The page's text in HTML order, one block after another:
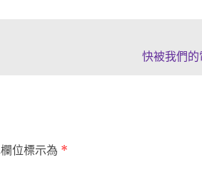
快被我們
位標示為 *